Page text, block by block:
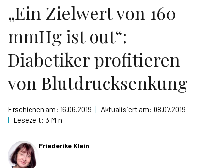
„Ein Zielwert von 160
mmHg ist out“:
Diabetiker profitieren
von Blutdrucksenkung
Erschienen am: 16.06.2019 | Aktualisiert am: 08.07.2019
| Lesezeit: 3 Min
Friederike Klein